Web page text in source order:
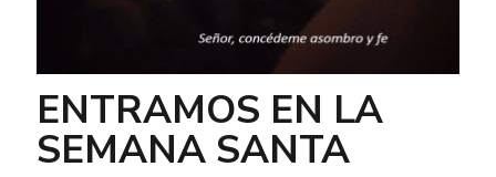
ENTRAMOS EN LA
SEMANA SANTA